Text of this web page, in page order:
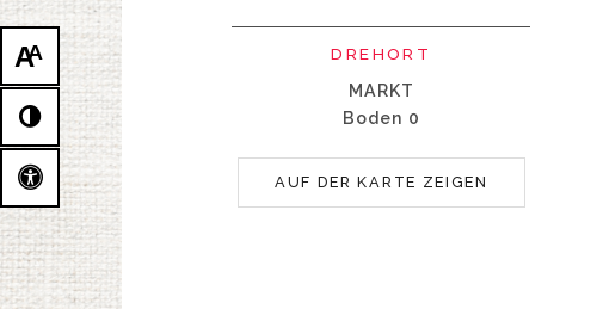
AA
ÜBER UNS
DREHORT
MARKT
Boden 0
AUF DER KARTE ZEIGEN